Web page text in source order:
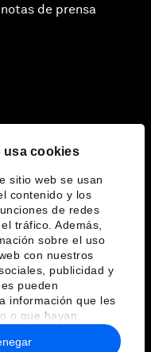
usa cookies
sitio web se usan
contenido y los
de redes
tráfico. Además,
sobre el uso
con nuestros
publicidad y
pueden
información que les
o que hayan
uso que haya
de prensa